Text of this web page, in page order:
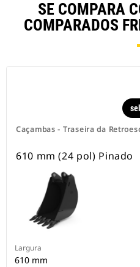
SE COMPARA
COMPARADOS
Caçambas - Traseira da
610 mm (24 pol) Pinado
Largura
610 mm